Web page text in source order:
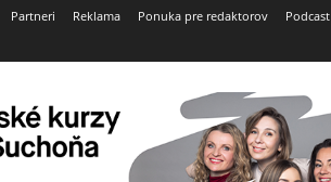
Partneri Reklama Ponuka pre redaktorov Podcast